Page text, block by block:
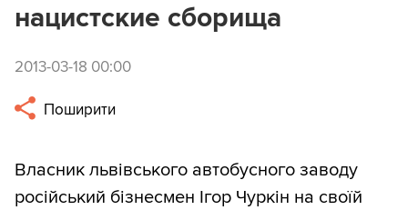
нацистские cборища
2013-03-18 00:00
Поширити
Власник львівського автобусного заводу
російський бізнесмен Ігор Чуркін на своїй